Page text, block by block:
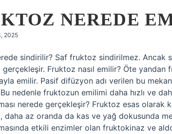
NEREDE
2025
sindirilir? Saf fruktoz sindirilmez. Ancak
gerçekleşir. Fruktoz nasıl emilir? Öte yandan
emilir. Pasif difüzyon adı verilen bu
nedenle fruktozun emilimi daha hızlı ve
nerede gerçekleşir? Fruktoz esas olarak
daha az oranda da kas ve yağ dokusunda
etkili enzimler olan fruktokinaz ve